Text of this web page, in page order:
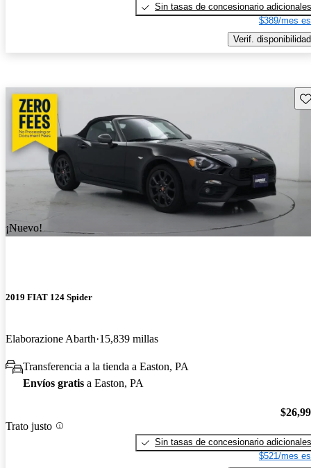
Sin tasas de concesionario adicionales
$389/mes
Verif. disponibilidad
¡Nuevo!
2019 FIAT 124 Spider
Elaborazione Abarth 15,839 millas
Transferencia a la tienda a Easton, PA
Envíos gratis a Easton, PA
Trato justo
Sin tasas de concesionario adicionales
$521/mes